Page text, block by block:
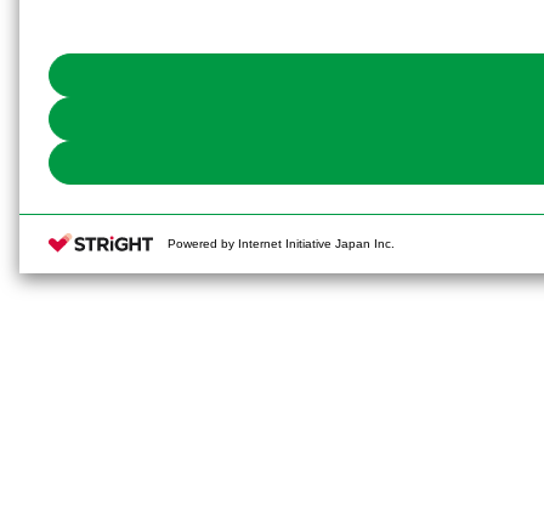
Powered by Internet Initiative Japan Inc.